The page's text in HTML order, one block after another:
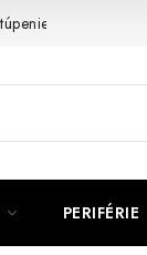
od zmluvy
PERIFÉRIE